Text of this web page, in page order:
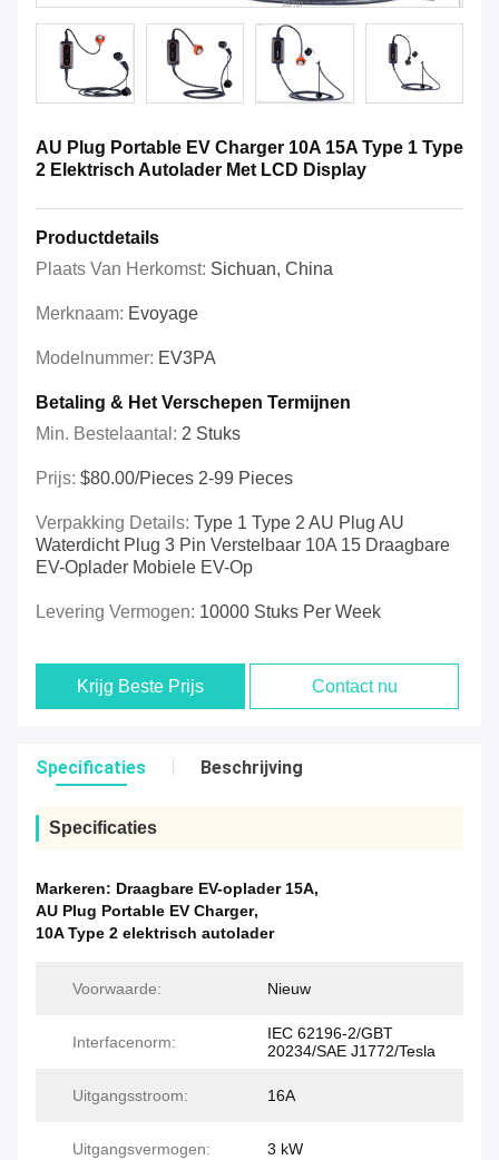
AU Plug Portable EV Charger 10A 15A Type 1 Type
2 Elektrisch Autolader Met LCD Display
Productdetails
Plaats Van Herkomst: Sichuan, China
Merknaam: Evoyage
Modelnummer: EV3PA
Betaling & Het Verschepen Termijnen
Min. Bestelaantal: 2 Stuks
Prijs: $80.00/pieces 2-99 Pieces
Verpakking Details: Type 1 Type 2 AU Plug AU
Waterdicht Plug 3 Pin Verstelbaar 10A 15 Draagbare
EV-Oplader Mobiele EV-Op
Levering Vermogen: 10000 Stuks Per Week
Krijg Beste Prijs Contact nu
Specificaties Beschrijving
Specificaties
Markeren: Draagbare EV-oplader 15A,
AU Plug Portable EV Charger,
10A Type 2 elektrisch autolader
Voorwaarde: Nieuw
Interfacenorm:
IEC 62196-2/GBT
20234/SAE J1772/Tesla
Uitgangsstroom: 16A
Uitgangsvermogen: 3 kW